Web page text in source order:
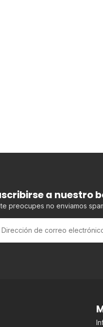
a nuestro
preocupes no enviamos